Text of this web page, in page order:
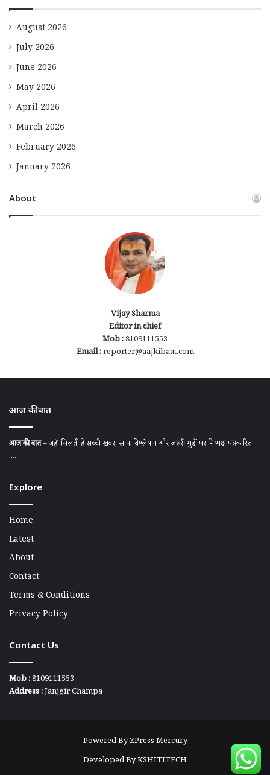
August 2026
July 2026
June 2026
May 2026
April 2026
March 2026
February 2026
January 2026
About
Vijay Sharma
Editor in chief
Mob :8109111553
Email :reporter@aajkibaat.com
आज की बात
आज की बात– जहाँ मिलती है सच्ची खबर, साफ़ विश्लेषण और ज़रूरी मुद्दों पर निष्पक्ष पत्रकारिता
....
Explore
Home
Latest
About
Contact
Terms & Conditions
Privacy Policy
Contact Us
Mob :8109111553
Address :Janjgir Champa
Powered ByZPress Mercury
Developed ByKSHITITECH